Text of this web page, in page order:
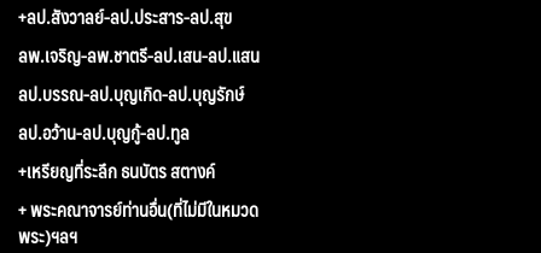
+ลป.สังวาลย์-ลป.ประสาร-ลป.สุข
ลพ.เจริญ-ลพ.ชาตรี-ลป.เสน-ลป.แสน
ลป.บรรณ-ลป.บุญเกิด-ลป.บุญรักษ์
ลป.อว้าน-ลป.บุญกู้-ลป.ทูล
+เหรียญที่ระลึก ธนบัตร สตางค์
+ พระคณาจารย์ท่านอื่น(ที่ไม่มีในหมวด
พระ)ฯลฯ